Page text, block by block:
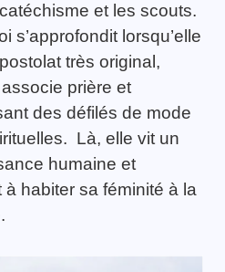
et les scouts.
s’approfondit lorsqu’elle
très original,
prière et
des défilés de mode
Là, elle vit un
humaine et
habiter sa féminité à la